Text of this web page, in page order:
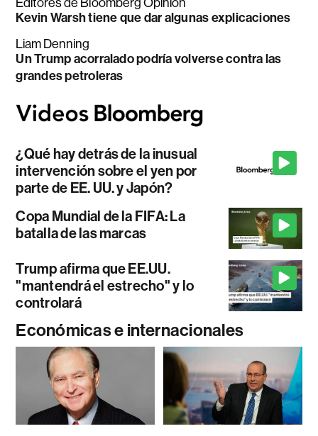
Editores de Bloomberg Opinion
Kevin Warsh tiene que dar algunas explicaciones
Liam Denning
Un Trump acorralado podría volverse contra las
grandes petroleras
¿Qué hay detrás de la inusual
intervención sobre el yen por
parte de EE. UU. y Japón?
Copa Mundial de la FIFA: La
batalla de las marcas
Trump afirma que EE.UU.
"mantendrá el estrecho" y lo
controlará
Económicas e internacionales